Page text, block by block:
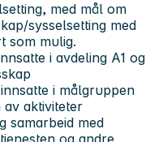
med mål om
sysselsetting med
som mulig.
i avdeling A1 og
i målgruppen
av aktiviteter
samarbeid med
og andre